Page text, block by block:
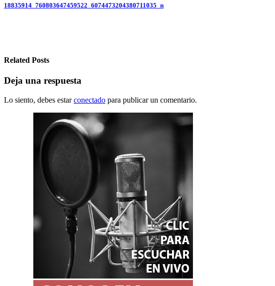
Navegación
18835914_760803647459522_6074473204380711035_n
Related Posts
Deja una respuesta
Lo siento, debes estarconectado para publicar un comentario.